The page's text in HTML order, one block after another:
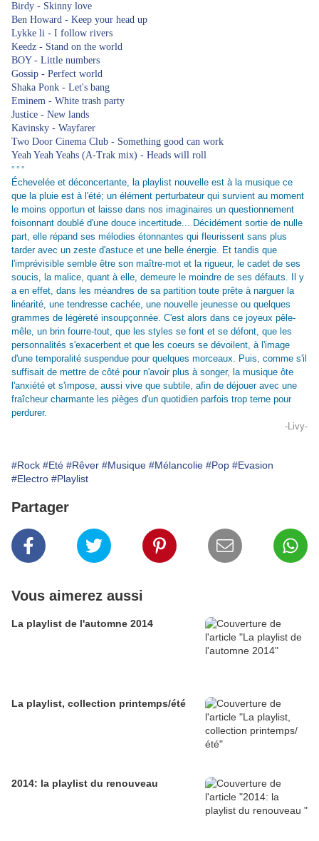
Birdy - Skinny love
Ben Howard - Keep your head up
Lykke li - I follow rivers
Keedz - Stand on the world
BOY - Little numbers
Gossip - Perfect world
Shaka Ponk - Let's bang
Eminem - White trash party
Justice - New lands
Kavinsky - Wayfarer
Two Door Cinema Club - Something good can work
Yeah Yeah Yeahs (A-Trak mix) - Heads will roll
° ° °
Échevelée et déconcertante, la playlist nouvelle est à la musique ce
que la pluie est à l'été; un élément perturbateur qui survient au moment
le moins opportun et laisse dans nos imaginaires un questionnement
foisonnant doublé d'une douce incertitude... Décidément sortie de nulle
part, elle répand ses mélodies étonnantes qui fleurissent sans plus
tarder avec un zeste d'astuce et une belle énergie. Et tandis que
l'imprévisible semble être son maître-mot et la rigueur, le cadet de ses
soucis, la malice, quant à elle, demeure le moindre de ses défauts. Il y
a en effet, dans les méandres de sa partition toute prête à narguer la
linéarité, une tendresse cachée, une nouvelle jeunesse ou quelques
grammes de légèreté insoupçonnée. C'est alors dans ce joyeux pêle-
mêle, un brin fourre-tout, que les styles se font et se défont, que les
personnalités s'exacerbent et que les coeurs se dévoilent, à l'image
d'une temporalité suspendue pour quelques morceaux. Puis, comme s'il
suffisait de mettre de côté pour n'avoir plus à songer, la musique ôte
l'anxiété et s'impose, aussi vive que subtile, afin de déjouer avec une
fraîcheur charmante les pièges d'un quotidien parfois trop terne pour
perdurer.
-Livy-
#Rock #Eté #Rêver #Musique #Mélancolie #Pop #Evasion
#Electro #Playlist
Partager
Vous aimerez aussi
La playlist de l'automne 2014
La playlist, collection printemps/été
2014: la playlist du renouveau